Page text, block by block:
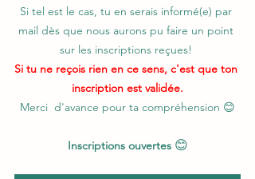
Si tel est le cas, tu en serais informé(e) par
mail dès que nous aurons pu faire un point
sur les inscriptions reçues!
Si tu ne reçois rien en ce sens, c'est que ton
inscription est validée.
Merci  d'avance pour ta compréhension 😊
Inscriptions ouvertes 😊